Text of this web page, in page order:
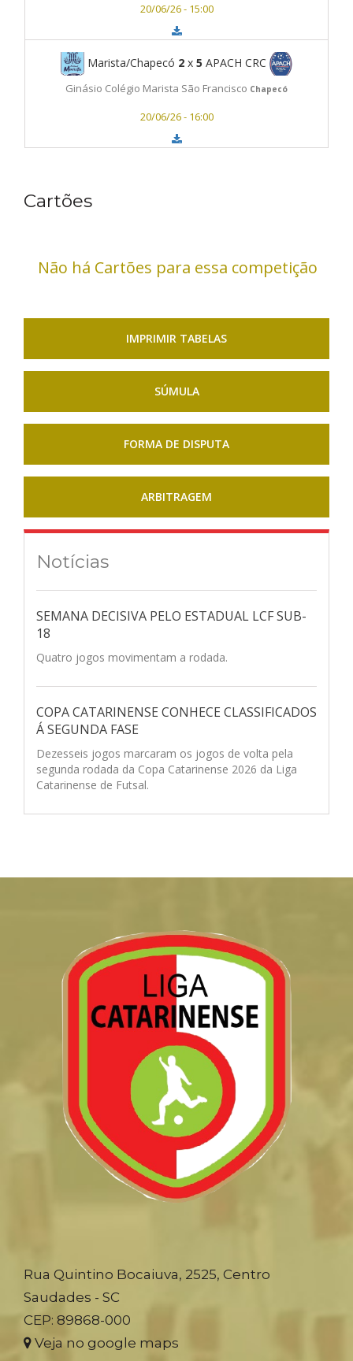
20/06/26 - 15:00
Marista/Chapecó 2x 5 APACH CRC
Ginásio Colégio Marista São Francisco Chapecó
20/06/26 - 16:00
Cartões
Não há Cartões para essa competição
IMPRIMIR TABELAS
SÚMULA
FORMA DE DISPUTA
ARBITRAGEM
Notícias
SEMANA DECISIVA PELO ESTADUAL LCF SUB-
18
Quatro jogos movimentam a rodada.
COPA CATARINENSE CONHECE CLASSIFICADOS
Á SEGUNDA FASE
Dezesseis jogos marcaram os jogos de volta pela
segunda rodada da Copa Catarinense 2026 da Liga
Catarinense de Futsal.
Rua Quintino Bocaiuva, 2525, Centro
Saudades - SC
CEP: 89868-000
Veja no google maps